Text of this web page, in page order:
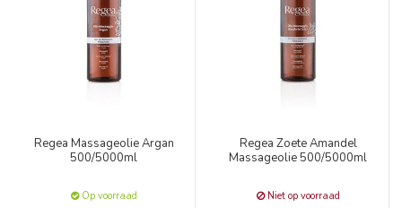
Regea Massageolie Argan
500/5000ml
Op voorraad
Regea Zoete Amandel
Massageolie 500/5000ml
Niet op voorraad